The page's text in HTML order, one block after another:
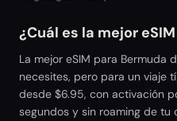
¿Cuál es la mejor
La mejor eSIM para Bermuda
necesites, pero para un viaje
desde $6.95, con activación
segundos y sin roaming de tu